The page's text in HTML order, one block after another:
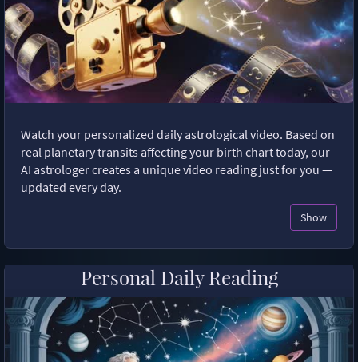
Watch your personalized daily astrological video. Based on
real planetary transits affecting your birth chart today, our
AI astrologer creates a unique video reading just for you —
updated every day.
Show
Personal Daily Reading